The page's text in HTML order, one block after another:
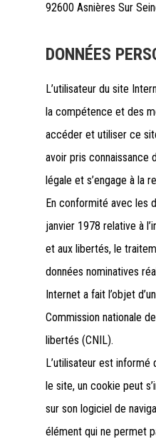
92600 Asnières Sur
DONNÉES
L’utilisateur du site
la compétence et des
accéder et utiliser ce
avoir pris connaissance
légale et s’engage à la
En conformité avec les
janvier 1978 relative à
et aux libertés, le
données nominatives
Internet a fait l’objet
Commission nationale
libertés (CNIL).
L’utilisateur est
le site, un cookie peut
sur son logiciel de
élément qui ne permet